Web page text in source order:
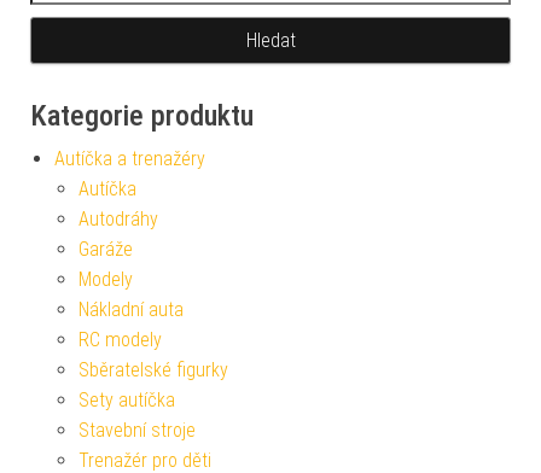
Kategorie produktu
Autíčka a trenažéry
Autíčka
Autodráhy
Garáže
Modely
Nákladní auta
RC modely
Sběratelské figurky
Sety autíčka
Stavební stroje
Trenažér pro děti